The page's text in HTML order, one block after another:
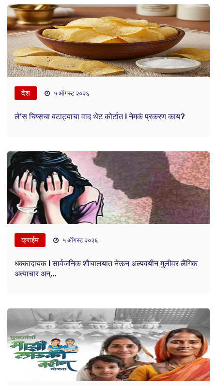
देश ५ ऑगस्ट २०२६
ले’स चिप्सचा बटाट्याचा वाद थेट कोर्टात ! नेमकं प्रकरण काय?
क्राईम ५ ऑगस्ट २०२६
धक्कादायक ! सार्वजनिक शौचालयात नेऊन अल्पवयीन मुलीवर लैंगिक
अत्याचार अन्...